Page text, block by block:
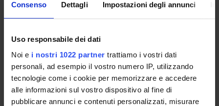
Consenso Dettagli Impostazioni degli annunci
Uso responsabile dei dati
Noi e i nostri 1022 partner trattiamo i vostri dati
personali, ad esempio il vostro numero IP, utilizzando
tecnologie come i cookie per memorizzare e accedere
alle informazioni sul vostro dispositivo al fine di
pubblicare annunci e contenuti personalizzati, misurare
Home
Overview
Enrolment Procedures and Admission Requirements
Degree Programme
Courses